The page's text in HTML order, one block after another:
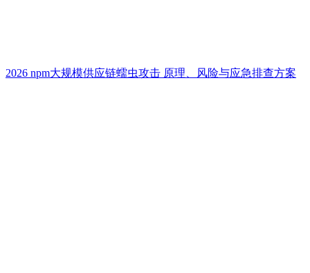
2026 npm大规模供应链蠕虫攻击 原理、风险与应急排查方案